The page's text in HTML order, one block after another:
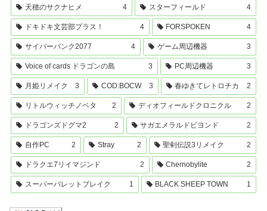
天穂のサクナヒメ 4 スターフィールド 4
ドキドキ文芸部プラス！ 4 FORSPOKEN 4
サイバーパンク2077 4 ゲーム周辺機器 3
Voice of cards ドラゴンの島 3 PC周辺機器 3
月姫リメイク 3 COD:BOCW 3 春ゆきてレトロチカ 2
リトルウィッチノベタ 2 ディオフィールドクロニクル 2
ドラゴンズドグマ2 2 サガエメラルドビヨンド 2
自作PC 2 Stray 2 聖剣伝説3リメイク 2
ドラクエ7リイマジンド 2 Chernobylite 2
スーパーバレットブレイク 1 BLACK SHEEP TOWN 1